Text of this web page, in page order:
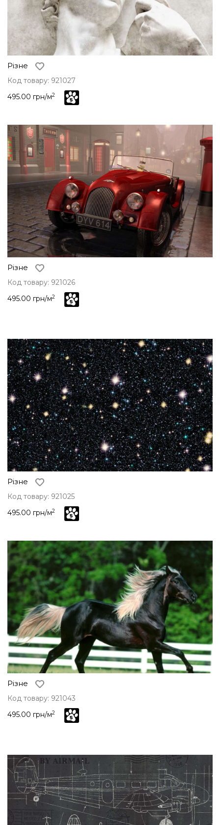
Різне
Код товару: 921027
495.00 грн/м2
Різне
Код товару: 921026
495.00 грн/м2
Різне
Код товару: 921025
495.00 грн/м2
Різне
Код товару: 921043
495.00 грн/м2